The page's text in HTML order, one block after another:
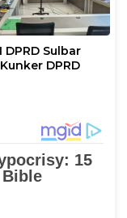
DPRD Sulbar
DPRD